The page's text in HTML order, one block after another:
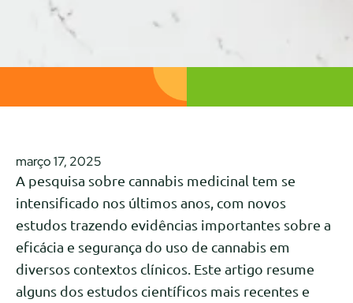
março 17, 2025
A pesquisa sobre cannabis medicinal tem se
intensificado nos últimos anos, com novos
estudos trazendo evidências importantes sobre a
eficácia e segurança do uso de cannabis em
diversos contextos clínicos. Este artigo resume
alguns dos estudos científicos mais recentes e